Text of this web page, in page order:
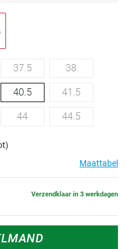
37.5 38
40.5 41.5
44 44.5
Maattabel
Verzendklaar in 3 werkdagen